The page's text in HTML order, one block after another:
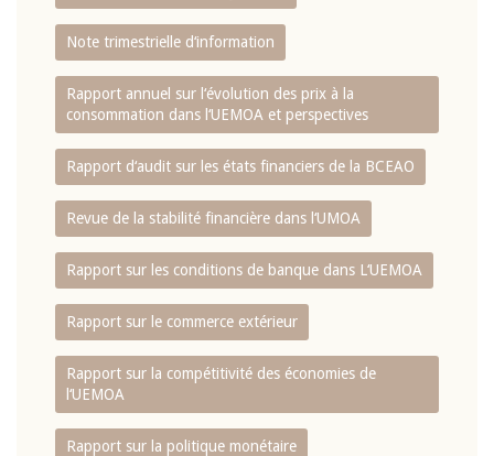
Note trimestrielle d‘information
Rapport annuel sur l‘évolution des prix à la
consommation dans l‘UEMOA et perspectives
Rapport d‘audit sur les états financiers de la BCEAO
Revue de la stabilité financière dans l‘UMOA
Rapport sur les conditions de banque dans L‘UEMOA
Rapport sur le commerce extérieur
Rapport sur la compétitivité des économies de
l‘UEMOA
Rapport sur la politique monétaire